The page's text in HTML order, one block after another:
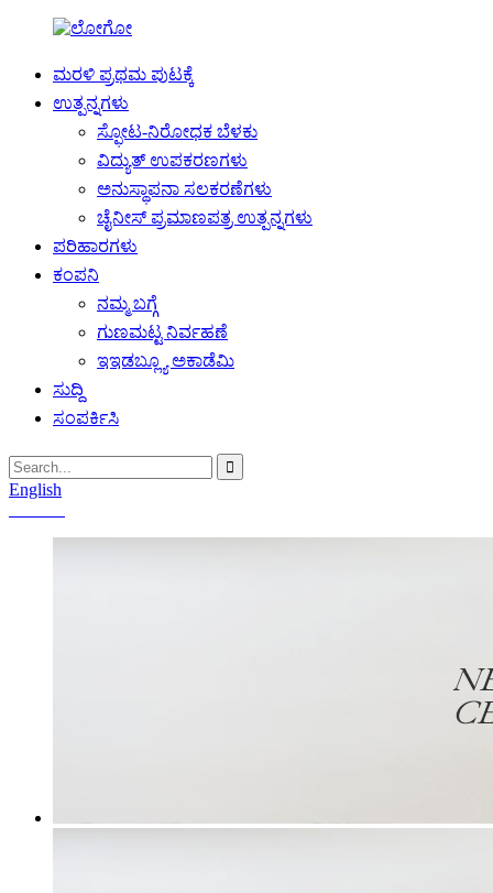
ಮರಳಿ ಪ್ರಥಮ ಪುಟಕ್ಕೆ
ಉತ್ಪನ್ನಗಳು
ಸ್ಫೋಟ-ನಿರೋಧಕ ಬೆಳಕು
ವಿದ್ಯುತ್ ಉಪಕರಣಗಳು
ಅನುಸ್ಥಾಪನಾ ಸಲಕರಣೆಗಳು
ಚೈನೀಸ್ ಪ್ರಮಾಣಪತ್ರ ಉತ್ಪನ್ನಗಳು
ಪರಿಹಾರಗಳು
ಕಂಪನಿ
ನಮ್ಮ ಬಗ್ಗೆ
ಗುಣಮಟ್ಟ ನಿರ್ವಹಣೆ
ಇಇಡಬ್ಲ್ಯೂ ಅಕಾಡೆಮಿ
ಸುದ್ದಿ
ಸಂಪರ್ಕಿಸಿ
English